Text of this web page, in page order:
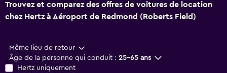
Trouvez et comparez des offres de voitures de location
chez Hertz à Aéroport de Redmond (Roberts Field)
Même lieu de retour
Âge de la personne qui conduit : 25-65 ans
Hertz uniquement